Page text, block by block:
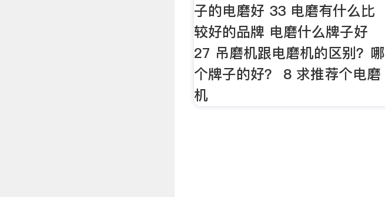
子的电磨好 33 电磨有什么比
较好的品牌 电磨什么牌子好
27 吊磨机跟电磨机的区别？哪
个牌子的好？ 8 求推荐个电磨
机